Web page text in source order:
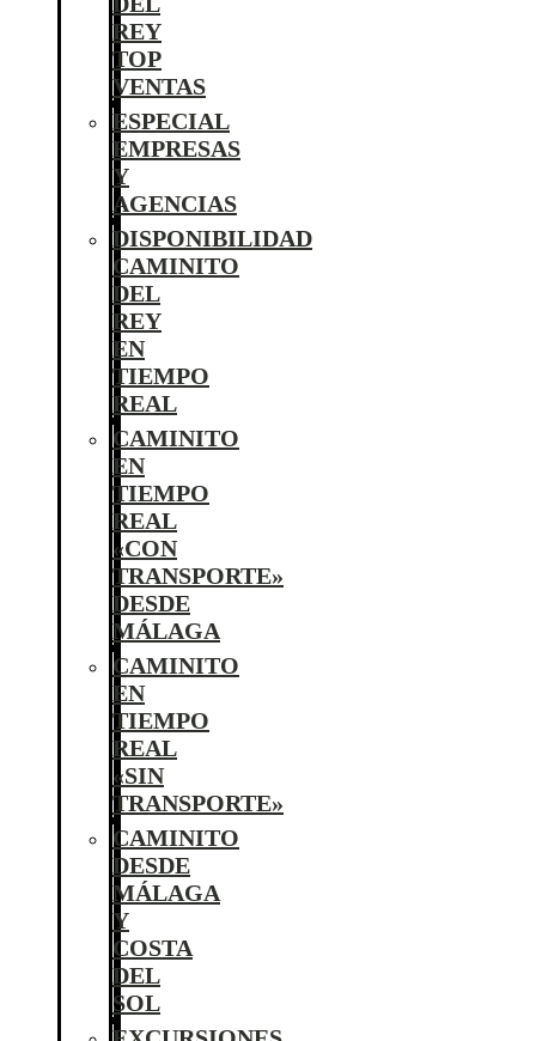
REY
TOP
VENTAS
ESPECIAL
EMPRESAS
Y
AGENCIAS
DISPONIBILIDAD
CAMINITO
DEL
REY
EN
TIEMPO
REAL
CAMINITO
EN
TIEMPO
REAL
«CON
TRANSPORTE»
DESDE
MÁLAGA
CAMINITO
EN
TIEMPO
REAL
«SIN
TRANSPORTE»
CAMINITO
DESDE
MÁLAGA
Y
COSTA
DEL
SOL